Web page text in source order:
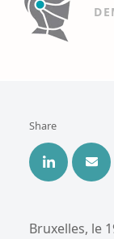
Share
Bruxelles, le